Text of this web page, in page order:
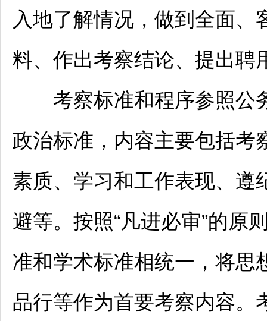
入地了解情况，做到全面
料、作出考察结论、提出聘
考察标准和程序参照公
政治标准，内容主要包括考
素质、学习和工作表现、遵
避等。按照“凡进必审”的原
准和学术标准相统一，将思
品行等作为首要考察内容。